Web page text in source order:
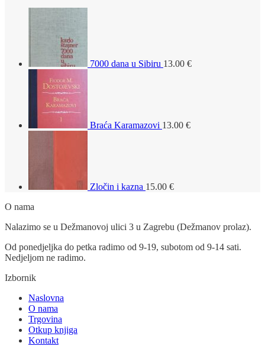
7000 dana u Sibiru 13.00 €
Braća Karamazovi 13.00 €
Zločin i kazna 15.00 €
O nama
Nalazimo se u Dežmanovoj ulici 3 u Zagrebu (Dežmanov prolaz).
Od ponedjeljka do petka radimo od 9-19, subotom od 9-14 sati.
Nedjeljom ne radimo.
Izbornik
Naslovna
O nama
Trgovina
Otkup knjiga
Kontakt